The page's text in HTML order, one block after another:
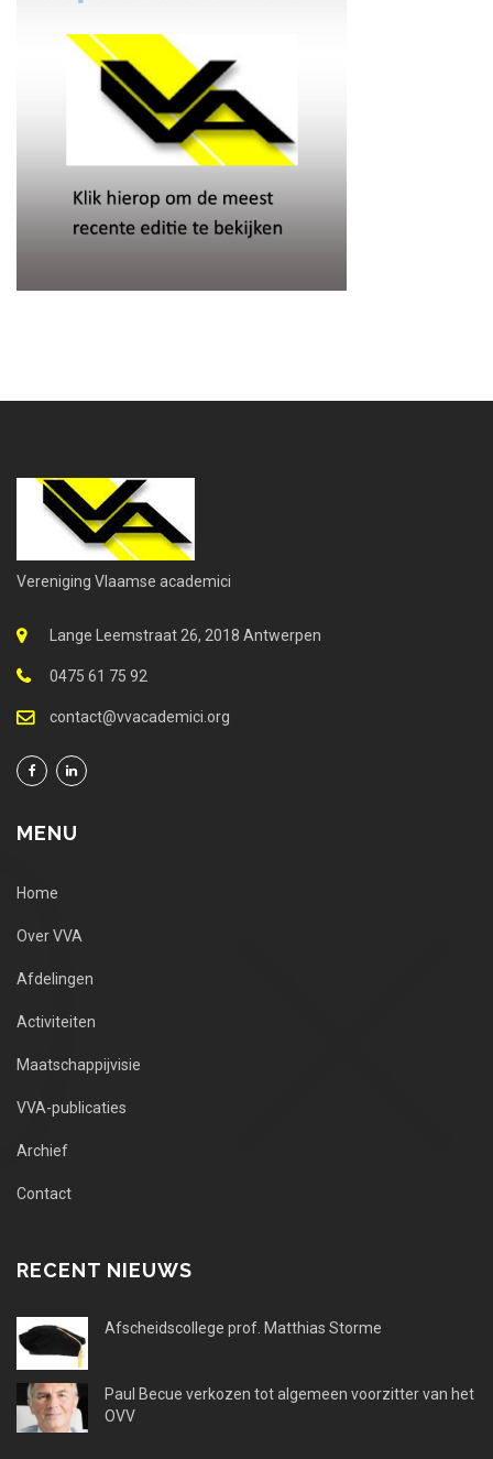
Vereniging Vlaamse academici
Lange Leemstraat 26, 2018 Antwerpen
0475 61 75 92
contact@vvacademici.org
MENU
Home
Over VVA
Afdelingen
Activiteiten
Maatschappijvisie
VVA-publicaties
Archief
Contact
RECENT NIEUWS
Afscheidscollege prof. Matthias Storme
Paul Becue verkozen tot algemeen voorzitter van het
OVV